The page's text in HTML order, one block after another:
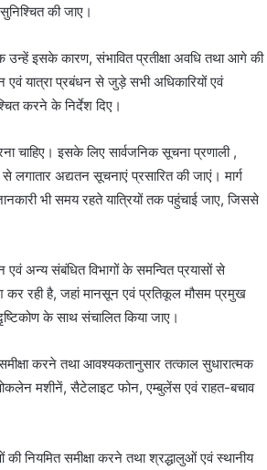
की जाए।
इसके कारण, संभावित प्रतीक्षा अवधि तथा आगे की
यात्रा प्रबंधन से जुड़े सभी अधिकारियों एवं
करने के निर्देश दिए।
चाहिए। इसके लिए सार्वजनिक सूचना प्रणाली ,
लगातार अद्यतन सूचनाएं प्रसारित की जाएं। मार्ग
भी समय रहते यात्रियों तक पहुंचाई जाए, जिससे
अन्य संबंधित विभागों के समन्वित प्रयासों से
रही है, जहां मानसून एवं प्रतिकूल मौसम प्रमुख
के साथ संचालित किया जाए।
करने तथा आवश्यकतानुसार तत्काल सुधारात्मक
मशीनें, सैटेलाइट फोन, एम्बुलेंस एवं राहत-बचाव
नियमित समीक्षा करने तथा श्रद्धालुओं एवं स्थानीय